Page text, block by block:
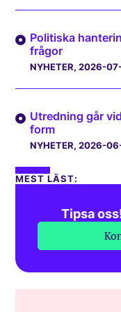
Politiska
frågor
NYHETER, 2026-
Utredning går
form
NYHETER, 2026-
MEST LÄST:
Tipsa